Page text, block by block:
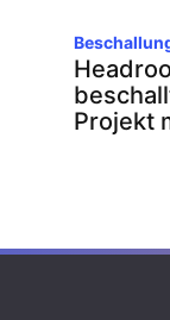
Projekt